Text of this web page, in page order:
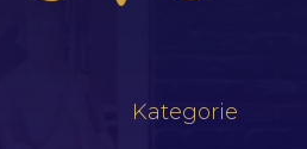
Kategorie